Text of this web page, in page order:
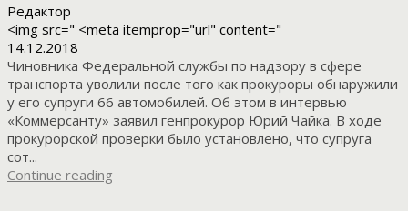
Редактор
<img src=" <meta itemprop="url" content="
14.12.2018
Чиновника Федеральной службы по надзору в сфере
транспорта уволили после того как прокуроры обнаружили
у его супруги 66 автомобилей. Об этом в интервью
«Коммерсанту» заявил генпрокурор Юрий Чайка. В ходе
прокурорской проверки было установлено, что супруга
сот...
Continue reading